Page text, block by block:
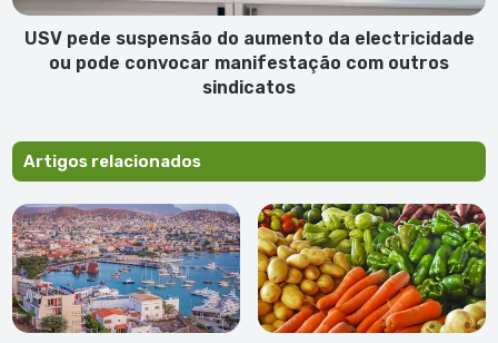
pode
convocar
manifestação
USV pede suspensão do aumento da electricidade
ou pode convocar manifestação com outros
sindicatos
Artigos relacionados